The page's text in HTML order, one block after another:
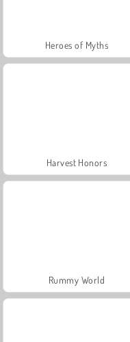
Heroes of Myths
Harvest Honors
Rummy World